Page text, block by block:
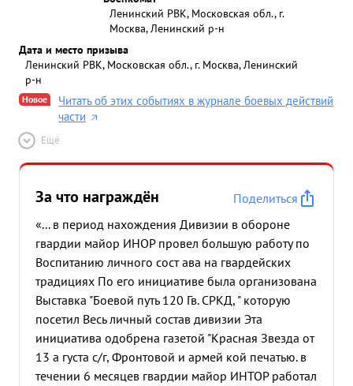
Ленинский РВК, Московская обл., г.
Москва, Ленинский р-н
Дата и место призыва
Ленинский РВК, Московская обл., г. Москва, Ленинский
р-н
Новое
Читать об этих событиях в журнале боевых действий
части
Ещё
За что награждён
Поделиться
«... в период нахождения Дивизии в обороне
гвардии майор ИНОР провел большую работу по
Воспитанию личного сост ава на гвардейских
традициях По его инициативе была организована
Выставка "Боевой путь 120 Гв. СРКД, " которую
посетил Весь личный состав дивизии Эта
инициатива одобрена газетой "Красная Звезда от
13 а густа с/г, Фронтовой и армей кой печатью. в
течении 6 месяцев гвардии майор ИНТОР работал